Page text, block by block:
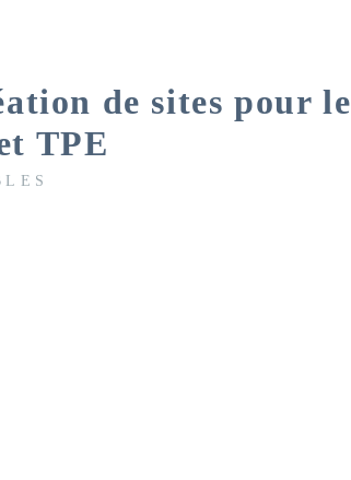
de sites pour
TPE